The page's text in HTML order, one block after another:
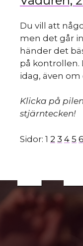
Du vill att
men det går
händer det
på kontrollen.
idag, även om
Klicka på
stjärntecken!
Sidor: 1 2 3 4 5 6